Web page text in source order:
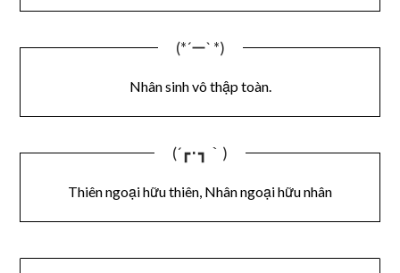
(*´ー` *)
Nhân sinh vô thập toàn.
(´┏･┓｀)
Thiên ngoại hữu thiên, Nhân ngoại hữu nhân